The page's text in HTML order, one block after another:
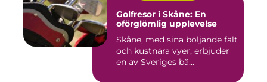
Golfresor i Skåne: En
oförglömlig upplevelse
Skåne, med sina böljande fält
och kustnära vyer, erbjuder
en av Sveriges bä...